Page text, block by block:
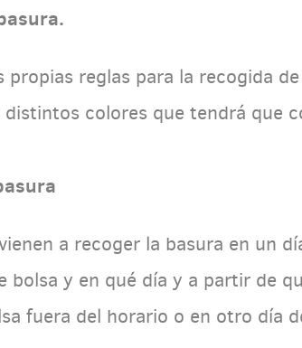
propias reglas para la recogida
distintos colores que tendrá que
a recoger la basura en un
bolsa y en qué día y a partir de
fuera del horario o en otro día